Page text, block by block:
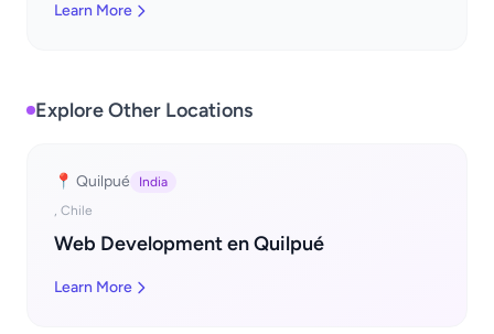
Learn More
Explore Other Locations
📍 Quilpué
India
, Chile
Web Development en Quilpué
Learn More